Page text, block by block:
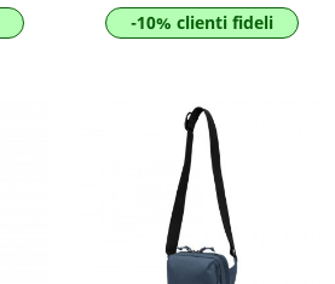
-10% clienti fideli